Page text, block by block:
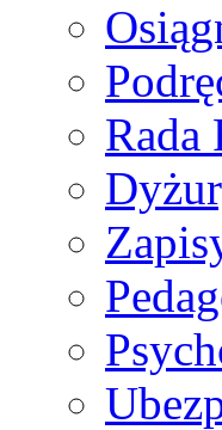
Rada